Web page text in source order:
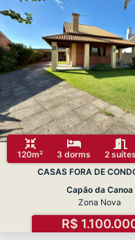
120m² 3 dorms 2 suítes
CASAS FORA DE
Capão da Canoa
Zona Nova
R$